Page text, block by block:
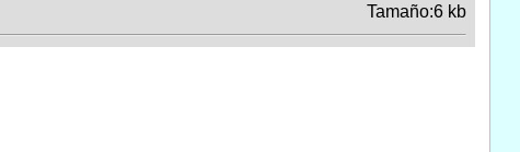
Tamaño:6 kb